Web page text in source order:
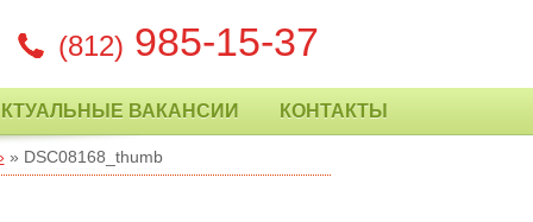
(812) 985-15-37
ВАКАНСИИ КОНТАКТЫ
» DSC08168_thumb